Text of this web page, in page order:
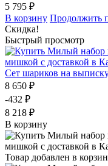
5 795 ₽
В корзину Продолжить
Скидка!
Быстрый просмотр
Сет шариков на
8 650 ₽
-432 ₽
8 218 ₽
В корзину
Товар добавлен в